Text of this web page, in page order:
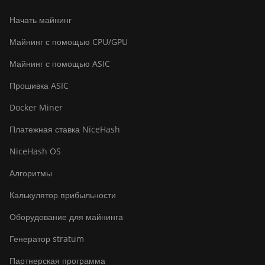
Canaan Avalon A15XP-206T
Canaan Avalon A16 (282Th)
Canaan Avalon A16XP (300Th)
Canaan Avalon Made A1346
Canaan Avalon Made A1366
Canaan Avalon Made A1446
Canaan Avalon Made A1466
Canaan Avalon Mini 3
Canaan Avalon Nano 3
Canaan Avalon Nano 3S
Canaan Avalon Q
Canaan Avalon Q
Начать майнинг
Майнинг с помощью CPU/GPU
Майнинг с помощью ASIC
Прошивка ASIC
Docker Miner
Платежная ставка NiceHash
NiceHash OS
Алгоритмы
Калькулятор прибыльности
Оборудование для майнинга
Генератор stratum
Партнерская программа